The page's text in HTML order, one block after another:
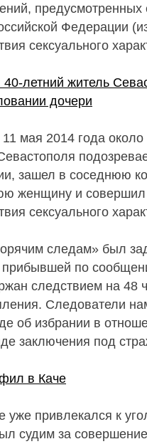
предусмотренных
Федерации
сексуального
летний житель
дочери
мая 2014 года около
зашел в соседнюю
женщину и
сексуального
следам» был
прибывшей по
следствием на 48
Следователи
об избрании в
заключения под
в Каче
привлекался к
судим за